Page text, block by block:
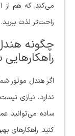
می‌کند که هم از
راحت‌تر لذت ببرید.
چگونه هندل
اگر هندل موتور
ندارد، نیازی
ساده می‌توانید
کنید. راهکارهای